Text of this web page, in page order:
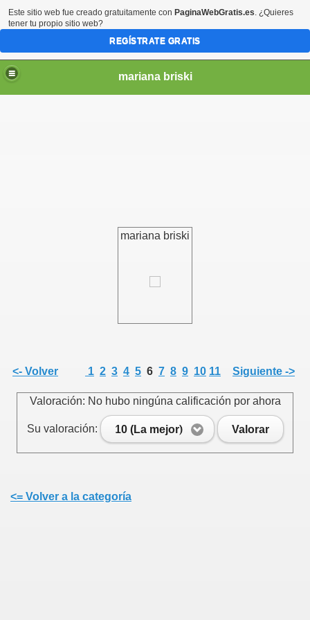
mariana briski
mariana briski
<- Volver 1 2 3 4 5 6 7 8 9 10 11 Siguiente ->
Valoración: No hubo ningúna calificación por ahora
Su valoración: 10 (La mejor) Valorar
<= Volver a la categoría
Este sitio web fue creado gratuitamente con PaginaWebGratis.es. ¿Quieres
tener tu propio sitio web?
REGÍSTRATE GRATIS